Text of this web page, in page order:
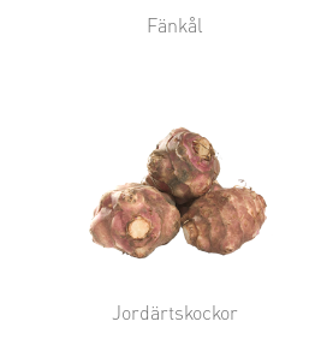
Fänkål
Jordärtskockor